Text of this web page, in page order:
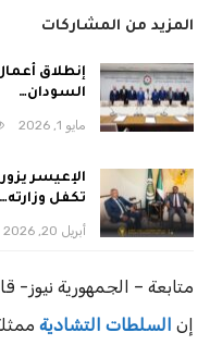
المزيد من المشاركات
إنطلاق
السودان…
مايو 1, 2026
الإعيسر
تكفل وزارته…
أبريل 20, 2026
متابعة – الجمهورية نيوز-
إن السلطات التشادية